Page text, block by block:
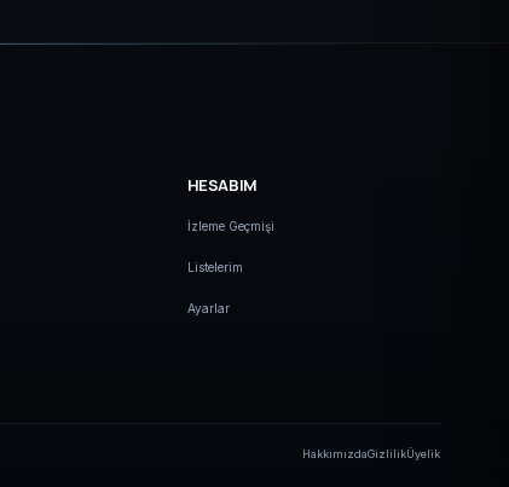
HESABIM
İzleme Geçmişi
Listelerim
Ayarlar
HakkımızdaGizlilikÜyelik